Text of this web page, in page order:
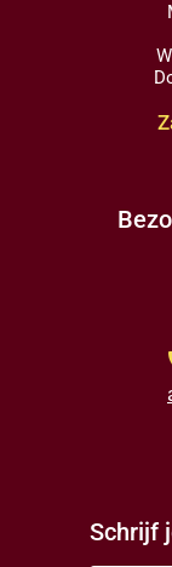
Schrijf